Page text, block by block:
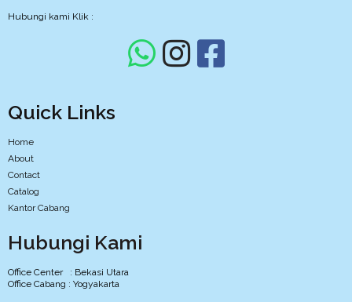
Hubungi kami Klik :
Quick Links
Home
About
Contact
Catalog
Kantor Cabang
Hubungi Kami
Office Center : Bekasi Utara
Office Cabang : Yogyakarta